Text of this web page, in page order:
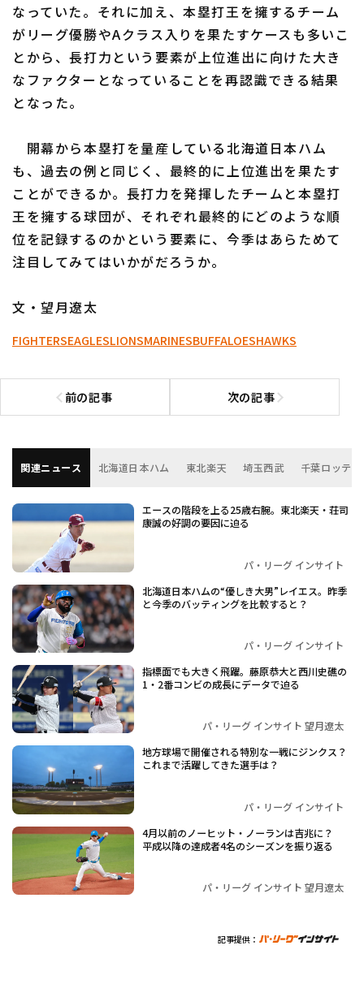
なっていた。それに加え、本塁打王を擁するチーム
がリーグ優勝やAクラス入りを果たすケースも多いこ
とから、長打力という要素が上位進出に向けた大き
なファクターとなっていることを再認識できる結果
となった。
開幕から本塁打を量産している北海道日本ハム
も、過去の例と同じく、最終的に上位進出を果たす
ことができるか。長打力を発揮したチームと本塁打
王を擁する球団が、それぞれ最終的にどのような順
位を記録するのかという要素に、今季はあらためて
注目してみてはいかがだろうか。
文・望月遼太
FIGHTERSEAGLESLIONSMARINESBUFFALOESHAWKS
前の記事
前の記事へ 次の記事次の記事へ
関連ニュース 北海道日本ハム 東北楽天 埼玉西武 千葉ロッテ
エースの階段を上る25歳右腕。東北楽天・荘司
康誠の好調の要因に迫る
パ・リーグ インサイト
北海道日本ハムの“優しき大男”レイエス。昨季
と今季のバッティングを比較すると？
パ・リーグ インサイト
指標面でも大きく飛躍。藤原恭大と西川史礁の
1・2番コンビの成長にデータで迫る
パ・リーグ インサイト 望月遼太
地方球場で開催される特別な一戦にジンクス？
これまで活躍してきた選手は？
パ・リーグ インサイト
4月以前のノーヒット・ノーランは吉兆に？
平成以降の達成者4名のシーズンを振り返る
パ・リーグ インサイト 望月遼太
記事提供：